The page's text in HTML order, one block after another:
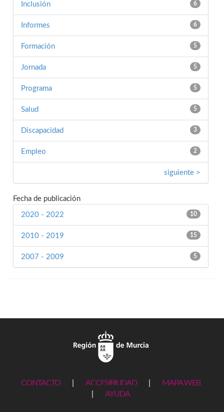
6
Inclusión
6
Informes
5
Formación
5
Jornada
5
Programa
5
Salud
3
Discapacidad
2
Empleo
siguiente >
Fecha de publicación
10
2020 - 2022
15
2010 - 2019
5
2007 - 2009
CONTACTO ACCESIBILIDAD
MAPA WEB
AYUDA